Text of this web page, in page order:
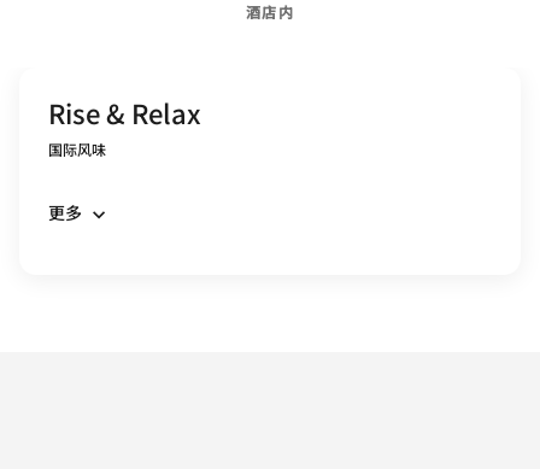
酒店内
Rise & Relax
国际风味
更多